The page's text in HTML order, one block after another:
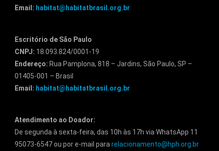
Email: habitat@habitatbrasil.org.br
Escritório de São Paulo
CNPJ: 18.093.824/0001-19
Endereço: Rua Pamplona, 818 – Jardins, São Paulo, SP –
01405-001 – Brasil
Email: habitat@habitatbrasil.org.br
Atendimento ao Doador:
De segunda à sexta-feira, das 10h às 17h via WhatsApp 11
95073-6547 ou por e-mail para relacionamento@hph.org.br